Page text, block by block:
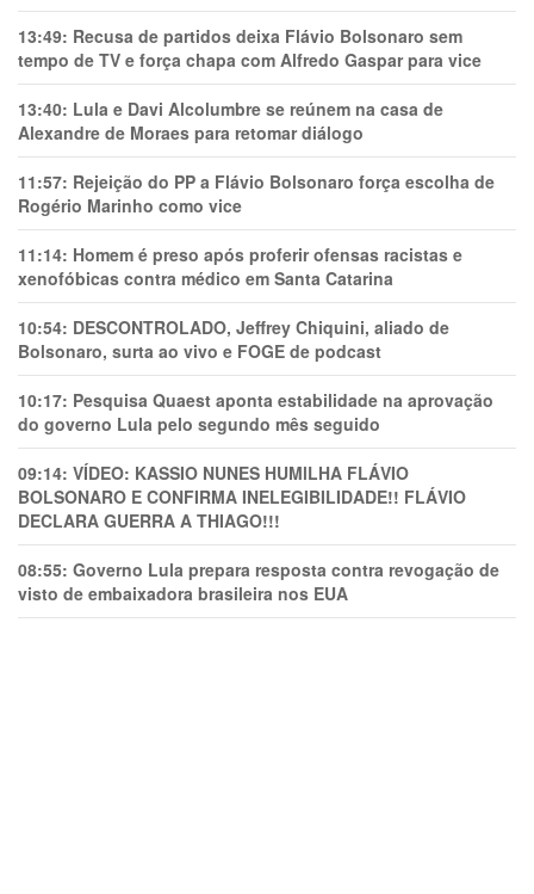
13:49: Recusa de partidos deixa Flávio Bolsonaro sem
tempo de TV e força chapa com Alfredo Gaspar para vice
13:40: Lula e Davi Alcolumbre se reúnem na casa de
Alexandre de Moraes para retomar diálogo
11:57: Rejeição do PP a Flávio Bolsonaro força escolha de
Rogério Marinho como vice
11:14: Homem é preso após proferir ofensas racistas e
xenofóbicas contra médico em Santa Catarina
10:54: DESCONTROLADO, Jeffrey Chiquini, aliado de
Bolsonaro, surta ao vivo e FOGE de podcast
10:17: Pesquisa Quaest aponta estabilidade na aprovação
do governo Lula pelo segundo mês seguido
09:14: VÍDEO: KASSIO NUNES HUMlLHA FLÁVIO
BOLSONARO E CONFIRMA INELEGIBILIDADE!! FLÁVIO
DECLARA GUERRA A THIAGO!!!
08:55: Governo Lula prepara resposta contra revogação de
visto de embaixadora brasileira nos EUA